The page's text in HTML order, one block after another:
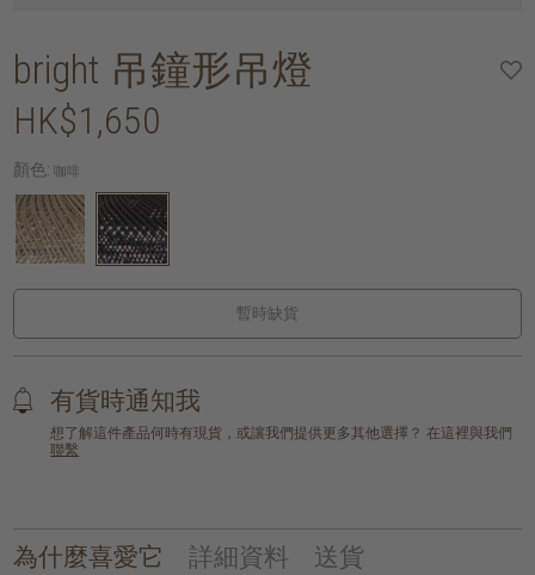
bright 吊鐘形吊燈
HK$1,650
顏色: 咖啡
暫時缺貨
有貨時通知我
想了解這件產品何時有現貨，或讓我們提供更多其他選擇？ 在這裡與我們
聯繫
為什麼喜愛它 詳細資料 送貨